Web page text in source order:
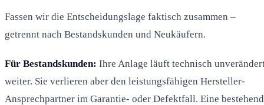
Fassen wir die Entscheidungslage faktisch zusammen –
getrennt nach Bestandskunden und Neukäufern.
Für Bestandskunden: Ihre Anlage läuft technisch
weiter. Sie verlieren aber den leistungsfähigen Hersteller-
Ansprechpartner im Garantie- oder Defektfall. Eine